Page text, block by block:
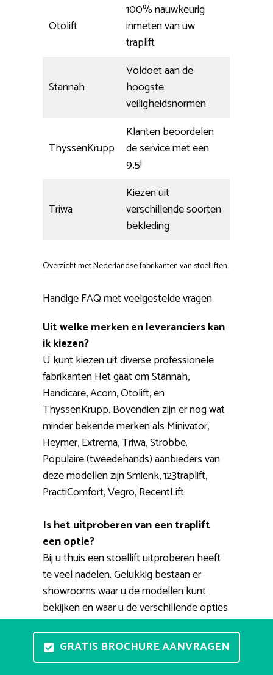
Otolift
100% nauwkeurig
inmeten van uw
traplift
Stannah
Voldoet aan de
hoogste
veiligheidsnormen
ThyssenKrupp
Klanten beoordelen
de service met een
9,5!
Triwa
Kiezen uit
verschillende soorten
bekleding
Overzicht met Nederlandse fabrikanten van stoelliften.
Handige FAQ met veelgestelde vragen
Uit welke merken en leveranciers kan
ik kiezen?
U kunt kiezen uit diverse professionele
fabrikanten Het gaat om Stannah,
Handicare, Acorn, Otolift, en
ThyssenKrupp. Bovendien zijn er nog wat
minder bekende merken als Minivator,
Heymer, Extrema, Triwa, Strobbe.
Populaire (tweedehands) aanbieders van
deze modellen zijn Smienk, 123traplift,
PractiComfort, Vegro, RecentLift.
Is het uitproberen van een traplift
een optie?
Bij u thuis een stoellift uitproberen heeft
te veel nadelen. Gelukkig bestaan er
showrooms waar u de modellen kunt
bekijken en waar u de verschillende opties
kunt uitproberen. Een adviseur kan u
helpen met het uitkiezen van een fijne
huislift. Tevens kunt u een afspraak maken
GRATIS BROCHURE AANVRAGEN